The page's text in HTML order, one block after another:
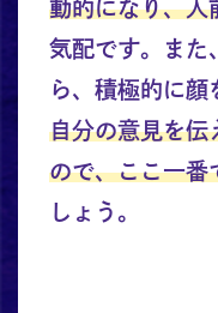
動的になり、人
気配です。また
ら、積極的に顔
自分の意見を伝
ので、ここ一番
しょう。